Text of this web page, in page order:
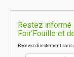
Restez informé
Foir'Fouille et
Recevez directement